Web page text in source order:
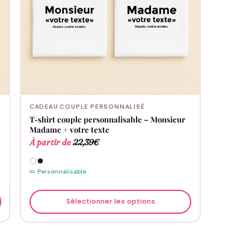
CADEAU COUPLE PERSONNALISÉ
T-shirt couple personnalisable – Monsieur
Madame + votre texte
À partir de22,39€
✏️ Personnalisable
Sélectionner les options